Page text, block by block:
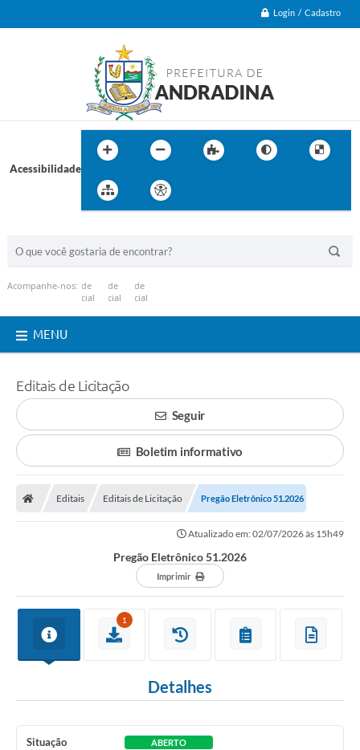
Login / Cadastro
Acessibilidade
Acompanhe-nos:
MENU
Editais de Licitação
Seguir
Boletim informativo
Editais Editais de Licitação Pregão Eletrônico 51.2026
Atualizado em: 02/07/2026 às 15h49
Pregão Eletrônico 51.2026
Imprimir
1
Detalhes
Situação ABERTO